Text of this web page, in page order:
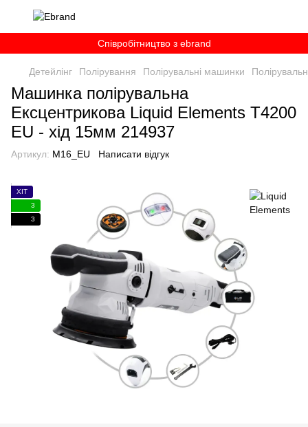
Співробітництво з ebrand
Детейлінг Полірування Полірувальні машинки
Машинка полірувальна
Ексцентрикова Liquid Elements T4200
EU - хід 15мм 214937
Артикул: M16_EU Написати відгук
ХІТ
3
3